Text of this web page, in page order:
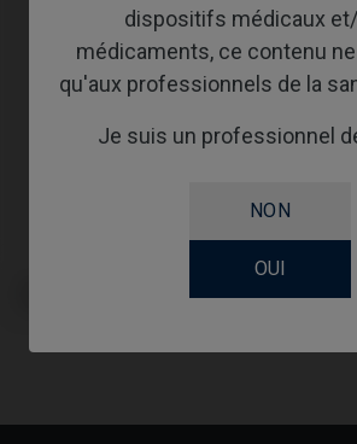
dispositifs médicaux
médicaments, ce contenu
qu'aux professionnels de la
Je suis un professionnel
NON
OUI